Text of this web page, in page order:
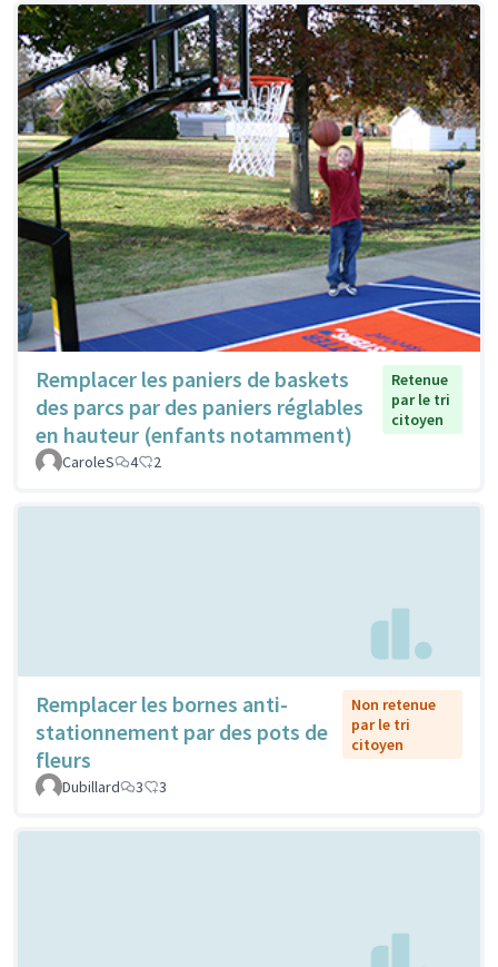
Remplacer les paniers de baskets
des parcs par des paniers réglables
en hauteur (enfants notamment)
Retenue
par le tri
citoyen
CaroleS 4 2
Remplacer les bornes anti-
stationnement par des pots de
fleurs
Non retenue
par le tri
citoyen
Dubillard 3 3